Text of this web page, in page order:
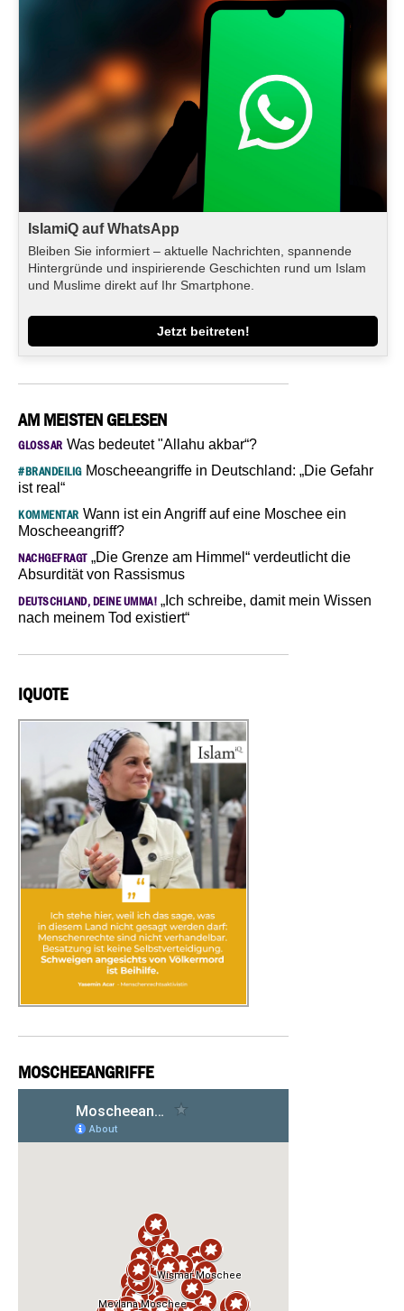
IslamiQ auf WhatsApp
Bleiben Sie informiert – aktuelle Nachrichten, spannende
Hintergründe und inspirierende Geschichten rund um Islam
und Muslime direkt auf Ihr Smartphone.
Jetzt beitreten!
AM MEISTEN GELESEN
GLOSSAR Was bedeutet "Allahu akbar“?
#BRANDEILIGMoscheeangriffe in Deutschland: „Die Gefahr
ist real“
KOMMENTAR Wann ist ein Angriff auf eine Moschee ein
Moscheeangriff?
NACHGEFRAGT„Die Grenze am Himmel“ verdeutlicht die
Absurdität von Rassismus
DEUTSCHLAND, DEINE UMMA! „Ich schreibe, damit mein Wissen
nach meinem Tod existiert“
IQUOTE
MOSCHEEANGRIFFE